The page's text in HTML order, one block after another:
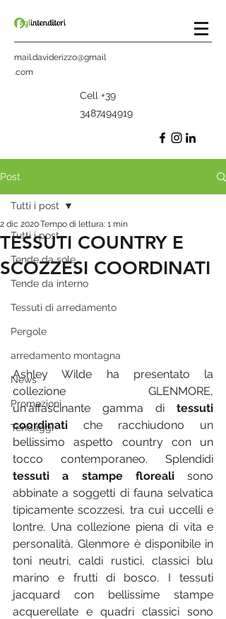
mail.daviderizzo@gmail
.com
Cell +39
3487494919
Post
Tutti i post
Tende da sole
Tende da interno
Tessuti di arredamento
Pergole
arredamento montagna
News
Promozioni
Tendaggi
Tutti i post
TESSUTI COUNTRY E
SCOZZESI COORDINATI
2 dic 2020Tempo di lettura: 1 min
Ashley Wilde ha presentato la
collezione GLENMORE,
un'affascinante gamma di tessuti
coordinati che racchiudono un
bellissimo aspetto country con un
tessuti a stampe floreali sono
abbinate a soggetti di fauna selvatica
tipicamente scozzesi, tra cui uccelli e
lontre. Una collezione piena di vita e
personalità, Glenmore è disponibile in
toni neutri, caldi rustici, classici blu
marino e frutti di bosco. I tessuti
jacquard con bellissime stampe
acquerellate e quadri classici sono